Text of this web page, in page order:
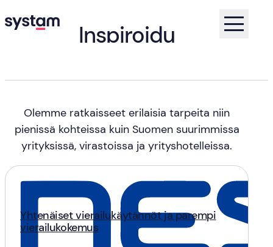
Inspiroidu
Olemme ratkaisseet erilaisia tarpeita niin
pienissä kohteissa kuin Suomen suurimmissa
yrityksissä, virastoissa ja yrityshotelleissa.
Yhtenäiset vierailukäytännöt ja parempi
vierailukokemus